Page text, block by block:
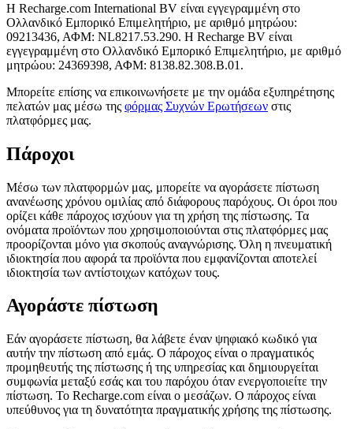
Η Recharge.com International BV είναι εγγεγραμμένη στο
Ολλανδικό Εμπορικό Επιμελητήριο, με αριθμό μητρώου:
09213436, ΑΦΜ: NL8217.53.290. Η Recharge BV είναι
εγγεγραμμένη στο Ολλανδικό Εμπορικό Επιμελητήριο, με αριθμό
μητρώου: 24369398, ΑΦΜ: 8138.82.308.B.01.
Μπορείτε επίσης να επικοινωνήσετε με την ομάδα εξυπηρέτησης
πελατών μας μέσω της φόρμας Συχνών Ερωτήσεων στις
πλατφόρμες μας.
Πάροχοι
Μέσω των πλατφορμών μας, μπορείτε να αγοράσετε πίστωση
ανανέωσης χρόνου ομιλίας από διάφορους παρόχους. Οι όροι που
ορίζει κάθε πάροχος ισχύουν για τη χρήση της πίστωσης. Τα
ονόματα προϊόντων που χρησιμοποιούνται στις πλατφόρμες μας
προορίζονται μόνο για σκοπούς αναγνώρισης. Όλη η πνευματική
ιδιοκτησία που αφορά τα προϊόντα που εμφανίζονται αποτελεί
ιδιοκτησία των αντίστοιχων κατόχων τους.
Αγοράστε πίστωση
Εάν αγοράσετε πίστωση, θα λάβετε έναν ψηφιακό κωδικό για
αυτήν την πίστωση από εμάς. Ο πάροχος είναι ο πραγματικός
προμηθευτής της πίστωσης ή της υπηρεσίας και δημιουργείται
συμφωνία μεταξύ εσάς και του παρόχου όταν ενεργοποιείτε την
πίστωση. Το Recharge.com είναι ο μεσάζων. Ο πάροχος είναι
υπεύθυνος για τη δυνατότητα πραγματικής χρήσης της πίστωσης.